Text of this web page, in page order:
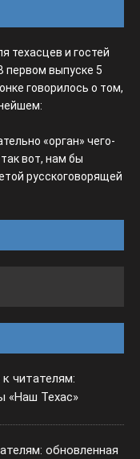
техасцев и гостей
первом выпуске 5
говорилось о том,
«орган» чего-
вот, нам бы
русскоговорящей
читателям:
«Наш Техас»
обновленная